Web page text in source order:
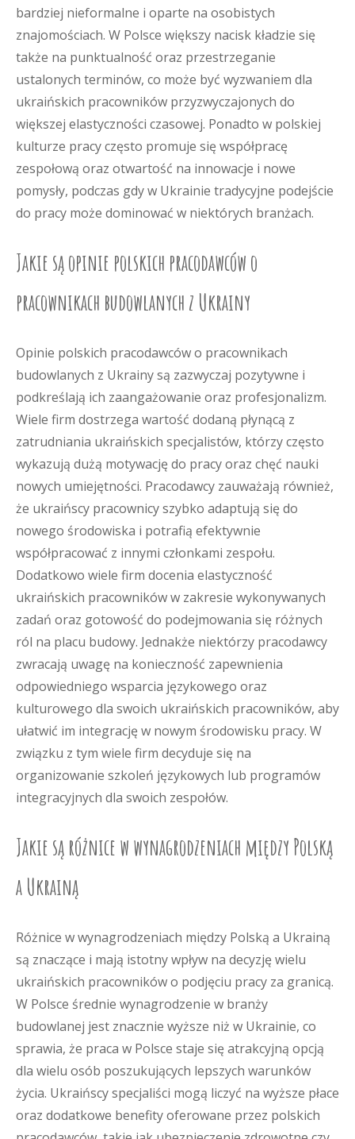
bardziej nieformalne i oparte na osobistych
znajomościach. W Polsce większy nacisk kładzie się
także na punktualność oraz przestrzeganie
ustalonych terminów, co może być wyzwaniem dla
ukraińskich pracowników przyzwyczajonych do
większej elastyczności czasowej. Ponadto w polskiej
kulturze pracy często promuje się współpracę
zespołową oraz otwartość na innowacje i nowe
pomysły, podczas gdy w Ukrainie tradycyjne podejście
do pracy może dominować w niektórych branżach.
Jakie są opinie polskich pracodawców o
pracownikach budowlanych z Ukrainy
Opinie polskich pracodawców o pracownikach
budowlanych z Ukrainy są zazwyczaj pozytywne i
podkreślają ich zaangażowanie oraz profesjonalizm.
Wiele firm dostrzega wartość dodaną płynącą z
zatrudniania ukraińskich specjalistów, którzy często
wykazują dużą motywację do pracy oraz chęć nauki
nowych umiejętności. Pracodawcy zauważają również,
że ukraińscy pracownicy szybko adaptują się do
nowego środowiska i potrafią efektywnie
współpracować z innymi członkami zespołu.
Dodatkowo wiele firm docenia elastyczność
ukraińskich pracowników w zakresie wykonywanych
zadań oraz gotowość do podejmowania się różnych
ról na placu budowy. Jednakże niektórzy pracodawcy
zwracają uwagę na konieczność zapewnienia
odpowiedniego wsparcia językowego oraz
kulturowego dla swoich ukraińskich pracowników, aby
ułatwić im integrację w nowym środowisku pracy. W
związku z tym wiele firm decyduje się na
organizowanie szkoleń językowych lub programów
integracyjnych dla swoich zespołów.
Jakie są różnice w wynagrodzeniach między Polską
a Ukrainą
Różnice w wynagrodzeniach między Polską a Ukrainą
są znaczące i mają istotny wpływ na decyzję wielu
ukraińskich pracowników o podjęciu pracy za granicą.
W Polsce średnie wynagrodzenie w branży
budowlanej jest znacznie wyższe niż w Ukrainie, co
sprawia, że praca w Polsce staje się atrakcyjną opcją
dla wielu osób poszukujących lepszych warunków
życia. Ukraińscy specjaliści mogą liczyć na wyższe płace
oraz dodatkowe benefity oferowane przez polskich